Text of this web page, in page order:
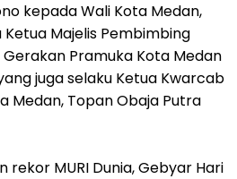
kepada Wali Kota Medan,
Majelis Pembimbing
Pramuka Kota Medan
juga selaku Ketua Kwarcab
Medan, Topan Obaja Putra
MURI Dunia, Gebyar Hari